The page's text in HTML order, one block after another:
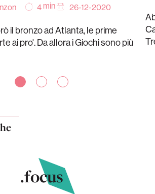
4 min 26-12-2020
il bronzo ad Atlanta, le prime
ai pro'. Da allora i Giochi sono più
.focus